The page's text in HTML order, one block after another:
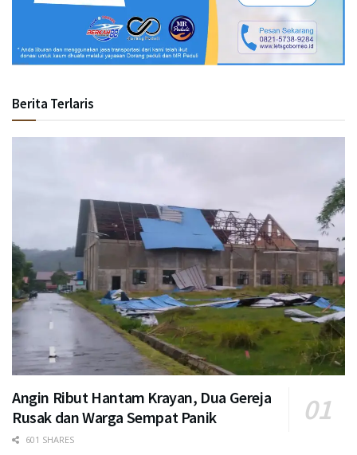
Berita Terlaris
Angin Ribut Hantam Krayan, Dua Gereja
Rusak dan Warga Sempat Panik
601 SHARES